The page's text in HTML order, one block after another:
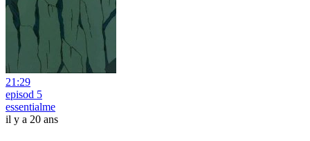
21:29
episod 5
essentialme
il y a 20 ans